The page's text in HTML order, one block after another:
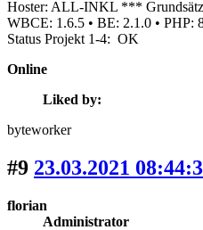
Hoster: ALL-INKL ***
WBCE: 1.6.5 • BE: 2.1.0 • PHP:
Status Projekt 1-4: OK
Online
Liked by:
byteworker
#9 23.03.2021
florian
Administrator